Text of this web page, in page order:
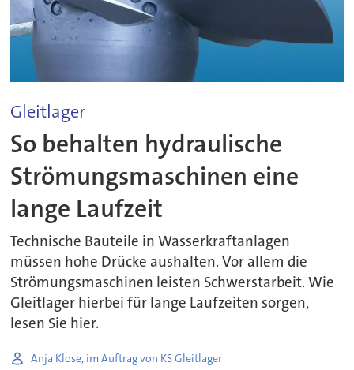
Gleitlager
So behalten hydraulische
Strömungsmaschinen eine
lange Laufzeit
Technische Bauteile in Wasserkraftanlagen
müssen hohe Drücke aushalten. Vor allem die
Strömungsmaschinen leisten Schwerstarbeit. Wie
Gleitlager hierbei für lange Laufzeiten sorgen,
lesen Sie hier.
Anja Klose, im Auftrag von KS Gleitlager